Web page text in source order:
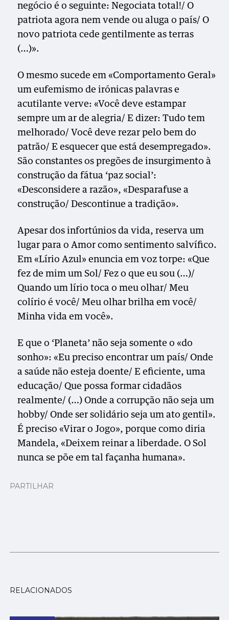
negócio é o seguinte: Negociata total!/ O
patriota agora nem vende ou aluga o país/ O
novo patriota cede gentilmente as terras
(…)».
O mesmo sucede em «Comportamento Geral»
um eufemismo de irónicas palavras e
acutilante verve: «Você deve estampar
sempre um ar de alegria/ E dizer: Tudo tem
melhorado/ Você deve rezar pelo bem do
patrão/ E esquecer que está desempregado».
São constantes os pregões de insurgimento à
construção da fátua ‘paz social’:
«Desconsidere a razão», «Desparafuse a
construção/ Descontinue a tradição».
Apesar dos infortúnios da vida, reserva um
lugar para o Amor como sentimento salvífico.
Em «Lírio Azul» enuncia em voz torpe: «Que
fez de mim um Sol/ Fez o que eu sou (…)/
Quando um lírio toca o meu olhar/ Meu
colírio é você/ Meu olhar brilha em você/
Minha vida em você».
E que o ‘Planeta’ não seja somente o «do
sonho»: «Eu preciso encontrar um país/ Onde
a saúde não esteja doente/ E eficiente, uma
educação/ Que possa formar cidadãos
realmente/ (…) Onde a corrupção não seja um
hobby/ Onde ser solidário seja um ato gentil».
É preciso «Virar o Jogo», porque como diria
Mandela, «Deixem reinar a liberdade. O Sol
nunca se põe em tal façanha humana».
PARTILHAR
RELACIONADOS